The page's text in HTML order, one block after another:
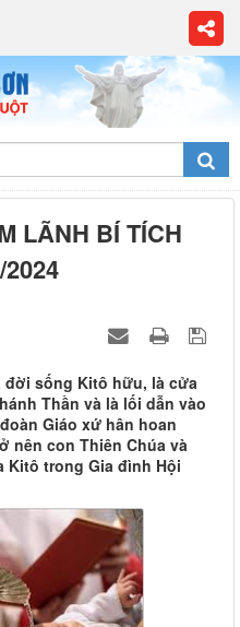
LÃNH BÍ TÍCH
đời sống Kitô hữu, là cửa
Thần và là lối dẫn vào
Giáo xứ hân hoan
nên con Thiên Chúa và
Kitô trong Gia đình Hội